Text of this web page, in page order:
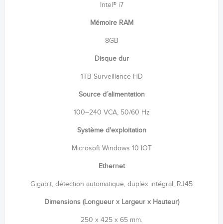
Intel® i7
Mémoire RAM
8GB
Disque dur
1TB Surveillance HD
Source d´alimentation
100–240 VCA, 50/60 Hz
Système d'exploitation
Microsoft Windows 10 IOT
Ethernet
Gigabit, détection automatique, duplex intégral, RJ45
Dimensions (Longueur x Largeur x Hauteur)
250 x 425 x 65 mm.